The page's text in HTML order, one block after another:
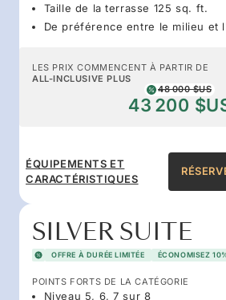
Taille de la terrasse 125 sq. ft.
De préférence entre le milieu et
LES PRIX COMMENCENT À PARTIR DE
ALL-INCLUSIVE PLUS
48 000 $US
43 200
ÉQUIPEMENTS ET
CARACTÉRISTIQUES
SILVER SUITE
OFFRE À DURÉE LIMITÉE ÉCONOMISEZ
POINTS FORTS DE LA CATÉGORIE
Niveau 5, 6, 7 sur 8